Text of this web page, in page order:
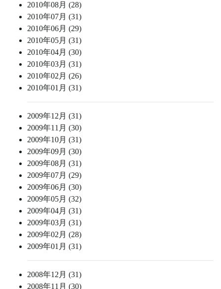
2010年08月 (28)
2010年07月 (31)
2010年06月 (29)
2010年05月 (31)
2010年04月 (30)
2010年03月 (31)
2010年02月 (26)
2010年01月 (31)
2009年12月 (31)
2009年11月 (30)
2009年10月 (31)
2009年09月 (30)
2009年08月 (31)
2009年07月 (29)
2009年06月 (30)
2009年05月 (32)
2009年04月 (31)
2009年03月 (31)
2009年02月 (28)
2009年01月 (31)
2008年12月 (31)
2008年11月 (30)